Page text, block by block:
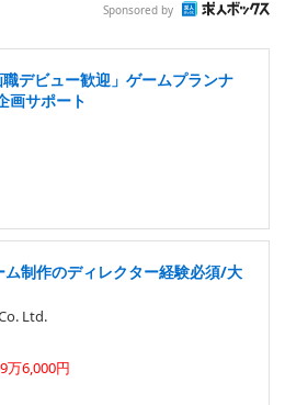
Sponsored by
職デビュー歓迎」ゲームプランナ
画サポート
制作のディレクター経験必須/大
Ltd.
万6,000円